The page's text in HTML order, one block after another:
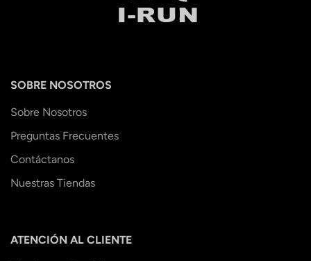
SOBRE NOSOTROS
Sobre Nosotros
Preguntas Frecuentes
Contáctanos
Nuestras Tiendas
ATENCIÓN AL CLIENTE